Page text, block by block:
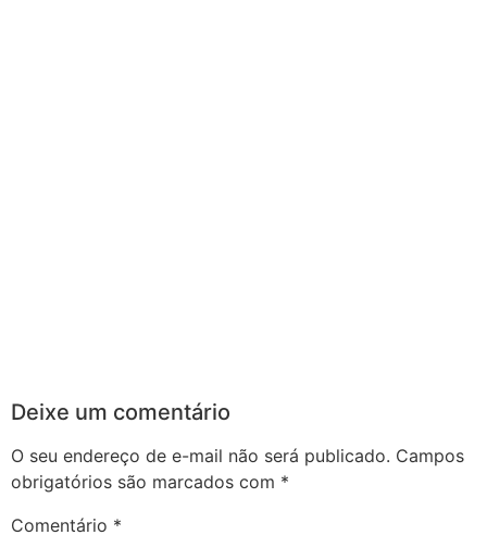
Deixe um comentário
O seu endereço de e-mail não será publicado. Campos
obrigatórios são marcados com *
Comentário *